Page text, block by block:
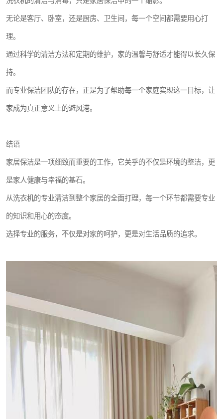
无论是客厅、卧室，还是厨房、卫生间，每一个空间都需要用心打
理。
通过科学的清洁方法和定期的维护，家的温馨与舒适才能得以长久保
持。
而专业保洁团队的存在，正是为了帮助每一个家庭实现这一目标，让
家成为真正意义上的避风港。
结语
家居保洁是一项细致而重要的工作，它关乎的不仅是环境的整洁，更
是家人健康与幸福的基石。
从洗衣机的专业清洁到整个家居的全面打理，每一个环节都需要专业
的知识和用心的态度。
选择专业的服务，不仅是对家的呵护，更是对生活品质的追求。